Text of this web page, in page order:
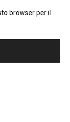
browser per il